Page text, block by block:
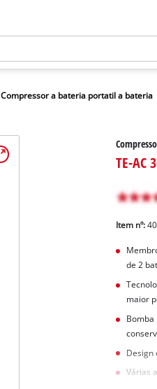
Compressor a bateria portatil a bateria
TE-AC
Item nº:
de 2
maior
Bomba
Design
Várias